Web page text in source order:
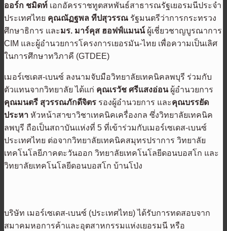
ออร์ก ชมิดท์ เอกอัครราชทูตสหพันธ์สาธารณรัฐเยอรมนีประจำ
ประเทศไทย คุณณัฏฐพล ทีปสุวรรณ รัฐมนตรีว่าการกระทรวง
ศึกษาธิการ และมร. มาร์คุส ฮอฟฟ์แมนน์ ผู้เชี่ยวชาญบูรณาการ
CIM และผู้อำนวยการโครงการเยอรมัน-ไทย เพื่อความเป็นเลิศ
ในการศึกษาทวิภาคี (GTDEE)
เมอร์เซเดส-เบนซ์ ลงนามจับมือวิทยาลัยเทคนิคลพบุรี ร่วมกับ
ตัวแทนจากวิทยาลัย ได้แก่ คุณเรวัช ศรีแสงอ่อน ผู้อำนวยการ
คุณมนตรี สุวรรณภักดีจิตร รองผู้อำนวยการ และคุณบรรยัด
ประหา หัวหน้าสาขาวิชาเทคนิคเครื่องกล ซึ่งวิทยาลัยเทคนิค
ลพบุรี ถือเป็นสถาบันแห่งที่ 5 ที่เข้าร่วมกับเมอร์เซเดส-เบนซ์
ประเทศไทย ต่อจากวิทยาลัยเทคนิคสมุทรปราการ วิทยาลัย
เทคโนโลยีภาคตะวันออก วิทยาลัยเทคโนโลยีดอนบอสโก และ
วิทยาลัยเทคโนโลยีดอนบอสโก บ้านโป่ง
บริษัท เมอร์เซเดส-เบนซ์ (ประเทศไทย) ได้รับการทดสอบจาก
สมาคมหอการค้าและอุตสาหกรรมแห่งเยอรมนี หรือ